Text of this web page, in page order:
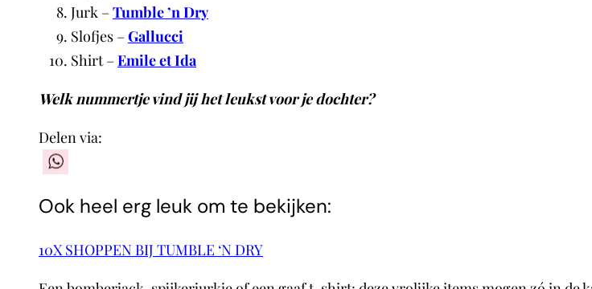
Jurk –Tumble ’n Dry
Slofjes –Gallucci
Shirt –Emile et Ida
Welk nummertje vind jij het leukst voor je dochter?
Delen via:
Ook heel erg leuk om te bekijken:
10X SHOPPEN BIJ TUMBLE ‘N DRY